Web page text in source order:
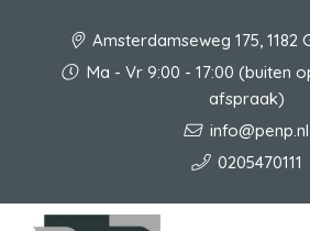
Amsterdamseweg 175, 1182
Ma - Vr 9:00 - 17:00 (buiten
afspraak)
info@penp.nl
0205470111